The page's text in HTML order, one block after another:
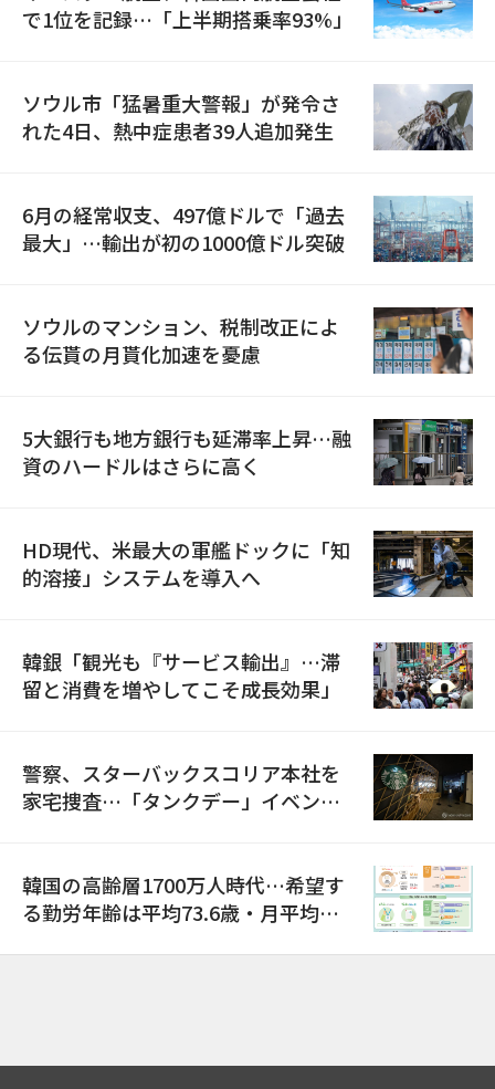
で1位を記録…「上半期搭乗率93%」
ソウル市「猛暑重大警報」が発令さ
れた4日、熱中症患者39人追加発生
6月の経常収支、497億ドルで「過去
最大」…輸出が初の1000億ドル突破
ソウルのマンション、税制改正によ
る伝貰の月貰化加速を憂慮
5大銀行も地方銀行も延滞率上昇…融
資のハードルはさらに高く
HD現代、米最大の軍艦ドックに「知
的溶接」システムを導入へ
韓銀「観光も『サービス輸出』…滞
留と消費を増やしてこそ成長効果」
警察、スターバックスコリア本社を
家宅捜査…「タンクデー」イベント
韓国の高齢層1700万人時代…希望す
る勤労年齢は平均73.6歳・月平均賃